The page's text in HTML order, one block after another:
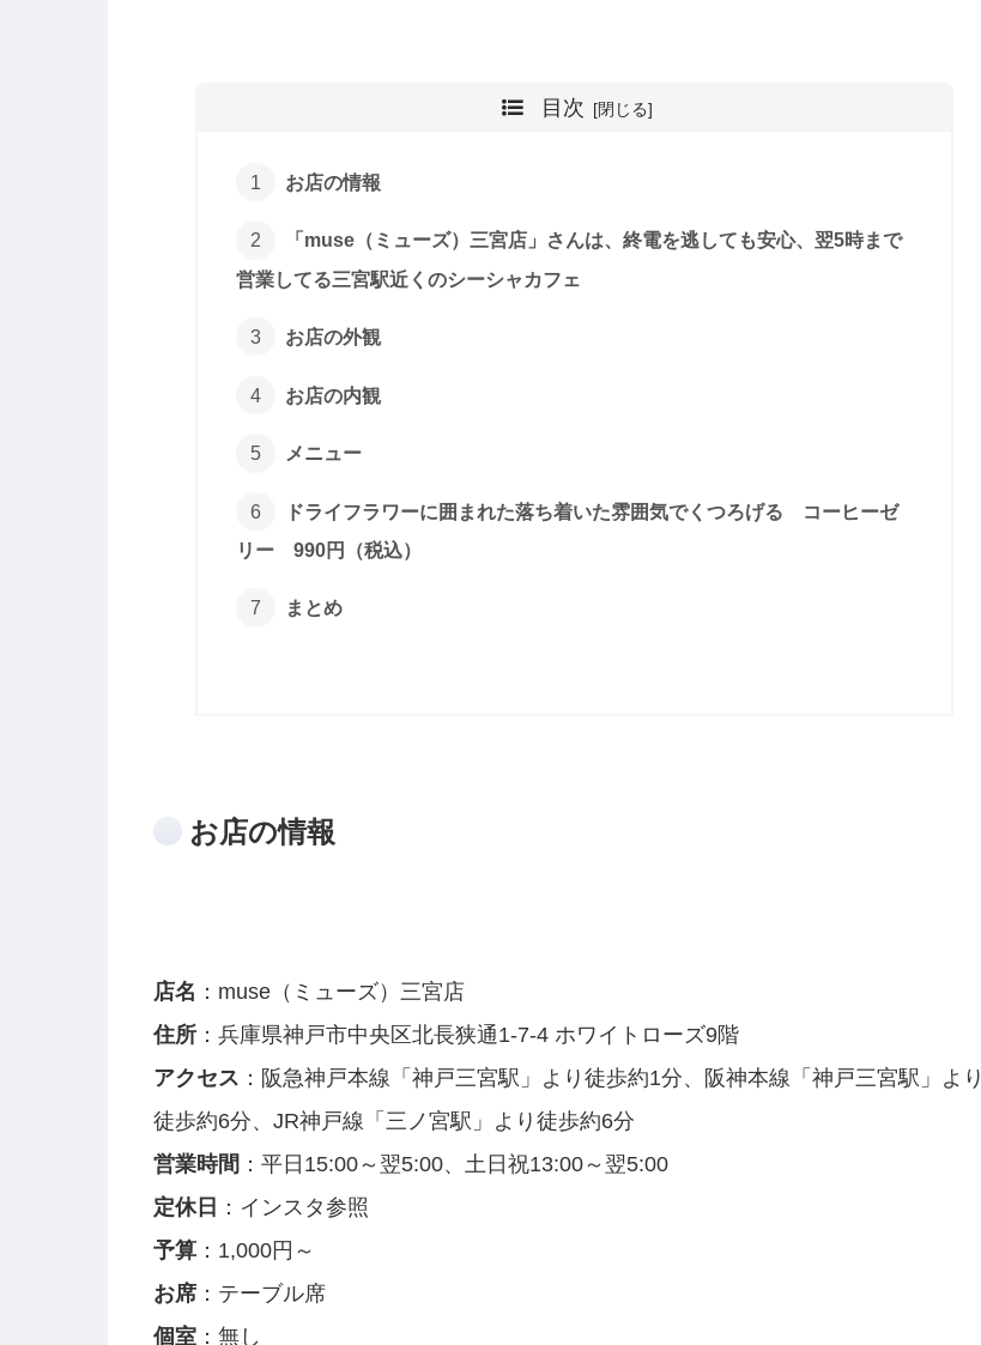
目次
お店の情報
「muse（ミューズ）三宮店」さんは、終電を逃しても安心、翌5時まで
営業してる三宮駅近くのシーシャカフェ
お店の外観
お店の内観
メニュー
ドライフラワーに囲まれた落ち着いた雰囲気でくつろげる コーヒーゼ
リー 990円（税込）
まとめ
お店の情報
店名 ：muse（ミューズ）三宮店
住所：兵庫県神戸市中央区北長狭通1-7-4 ホワイトローズ9階
アクセス ：阪急神戸本線「神戸三宮駅」より徒歩約1分、阪神本線「神戸三宮駅」より
徒歩約6分、JR神戸線「三ノ宮駅」より徒歩約6分
営業時間 ：平日15:00～翌5:00、土日祝13:00～翌5:00
定休日 ：インスタ参照
予算：1,000円～
お席：テーブル席
個室：無し